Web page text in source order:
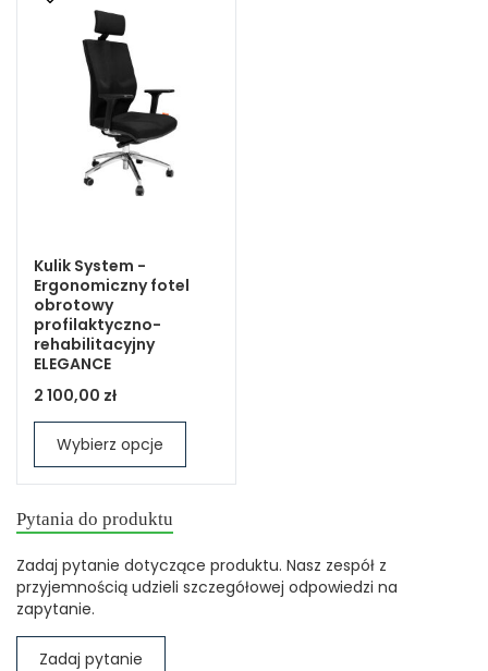
Kulik System -
Ergonomiczny fotel
obrotowy
profilaktyczno-
rehabilitacyjny
ELEGANCE
2 100,00 zł
Wybierz opcje
Pytania do produktu
Zadaj pytanie dotyczące produktu. Nasz zespół z
przyjemnością udzieli szczegółowej odpowiedzi na
zapytanie.
Zadaj pytanie